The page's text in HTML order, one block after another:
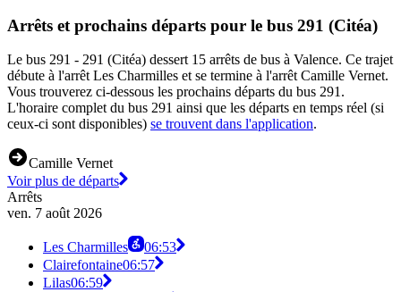
Arrêts et prochains départs pour le bus 291 (Citéa)
Le bus 291 - 291 (Citéa) dessert 15 arrêts de bus à Valence. Ce trajet
débute à l'arrêt Les Charmilles et se termine à l'arrêt Camille Vernet.
Vous trouverez ci-dessous les prochains départs du bus 291.
L'horaire complet du bus 291 ainsi que les départs en temps réel (si
ceux-ci sont disponibles) se trouvent dans l'application.
Camille Vernet
Voir plus de départs
Arrêts
ven. 7 août 2026
Les Charmilles
06:53
Clairefontaine06:57
Lilas06:59